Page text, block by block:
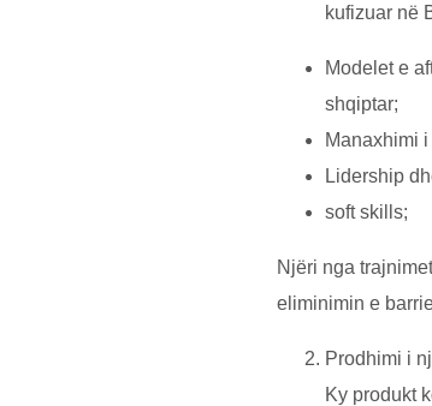
kufizuar nё
Modelet e
shqiptar;
Manaxhimi
Lidership
soft skills;
Njёri nga
eliminimin e
Prodhimi i
Ky produkt